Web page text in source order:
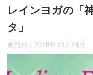
レインヨガの「
タ」
更新日： 2018年10月24日